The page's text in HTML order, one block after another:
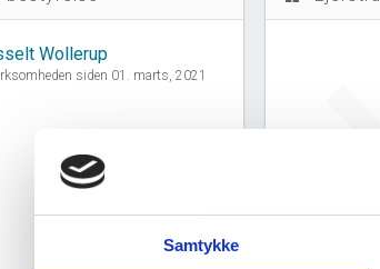
Samtykke
Wollerup
siden 01. marts, 2021